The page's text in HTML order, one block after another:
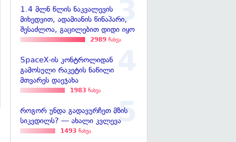
1.4 მლნ წლის ნაკვალევის
მიხედვით, ადამიანის წინაპარი,
შესაძლოა, გაცილებით დიდი იყო
2989 ნახვა
SpaceX-ის კონტროლიდან
გამოსული რაკეტის ნაწილი
მთვარეს დაეჯახა
1983 ნახვა
როგორ უნდა გადავურჩეთ მზის
სიკვდილს? — ახალი კვლევა
1493 ნახვა